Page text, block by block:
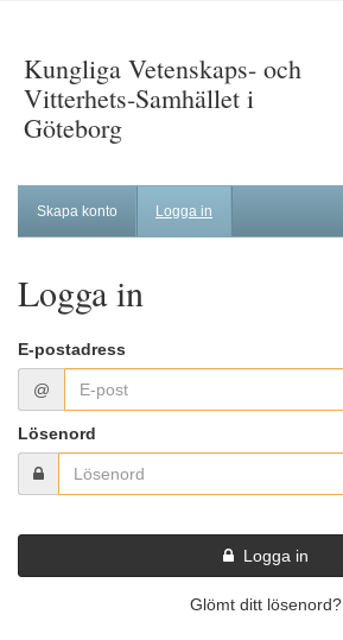
Kungliga Vetenskaps- och
Vitterhets-Samhället i
Göteborg
Skapa konto Logga in
Logga in
E-postadress
@
Lösenord
Logga in
Glömt ditt lösenord?